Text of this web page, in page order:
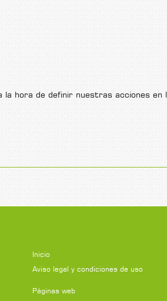
hora de definir nuestras acciones en
Inicio
Aviso legal y condiciones de uso
Páginas web